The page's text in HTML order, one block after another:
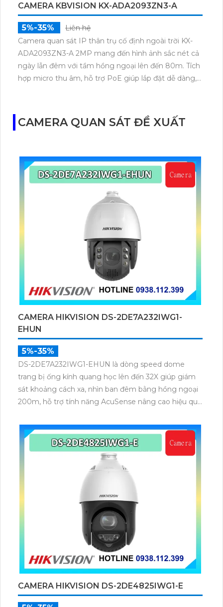
CAMERA KBVISION KX-ADA2093ZN3-A
5%-35%
Liên hệ
Camera quan sát IP thân trụ cố định ngoài trời KX-
ADA2093ZN3-A 2MP mang đến hình ảnh sắc nét cả
ngày lẫn đêm với tầm hồng ngoại lên đến 80m. Tích
hợp micro thu âm, hỗ trợ PoE giúp lắp đặt dễ dàng,
chất lượng cao, giá thành hợp lý.
CAMERA QUAN SÁT ĐỀ XUẤT
CAMERA HIKVISION DS-2DE7A232IWG1-
EHUN
5%-35%
DS-2DE7A232IWG1-EHUN là dòng speed dome
trang bị ống kính quang học lên đến 32X giúp giám
sát khoảng cách xa, nhìn ban đêm bằng hồng ngoại
200m, hỗ trợ tính năng AcuSense nâng cao hiệu quả
nghệ Self-learning
CAMERA HIKVISION DS-2DE4825IWG1-E